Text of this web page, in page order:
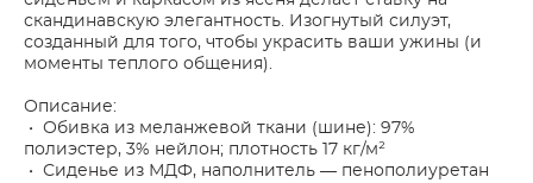
скандинавскую элегантность. Изогнутый силуэт,
созданный для того, чтобы украсить ваши ужины (и
моменты теплого общения).
Описание:
• Обивка из меланжевой ткани (шине): 97%
полиэстер, 3% нейлон; плотность 17 кг/м²
• Сиденье из МДФ, наполнитель — пенополиуретан